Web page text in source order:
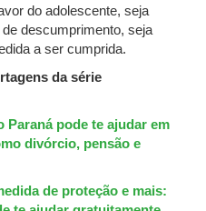
do adolescente, seja
descumprimento, seja
a ser cumprida.
da série
Paraná pode te ajudar em
divórcio, pensão e
de proteção e mais: